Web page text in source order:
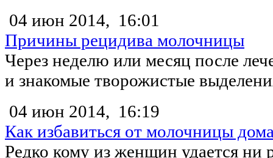
04 июн 2014, 16:01
Причины рецидива молочницы
Через неделю или месяц после
и знакомые творожистые
04 июн 2014, 16:19
Как избавиться от молочницы
Редко кому из женщин удается ни